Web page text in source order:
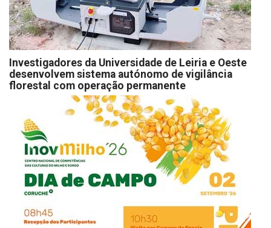
Investigadores da Universidade de Leiria e Oeste
desenvolvem sistema autónomo de vigilância
florestal com operação permanente